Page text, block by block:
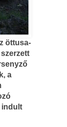
öttusa-
a
indult